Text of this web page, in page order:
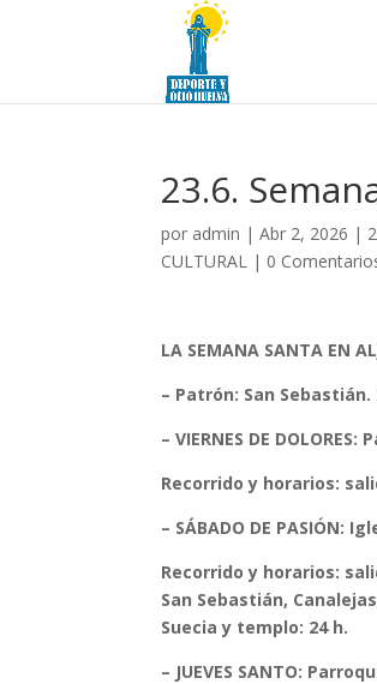
23.6.
por admin |Abr 2, 2026 |
CULTURAL | 0
LA SEMANA SANTA EN
– Patrón: San
– VIERNES DE
Recorrido y horarios:
– SÁBADO DE PASIÓN:
Recorrido y horarios:
San Sebastián,
Suecia y templo: 24 h.
– JUEVES SANTO: